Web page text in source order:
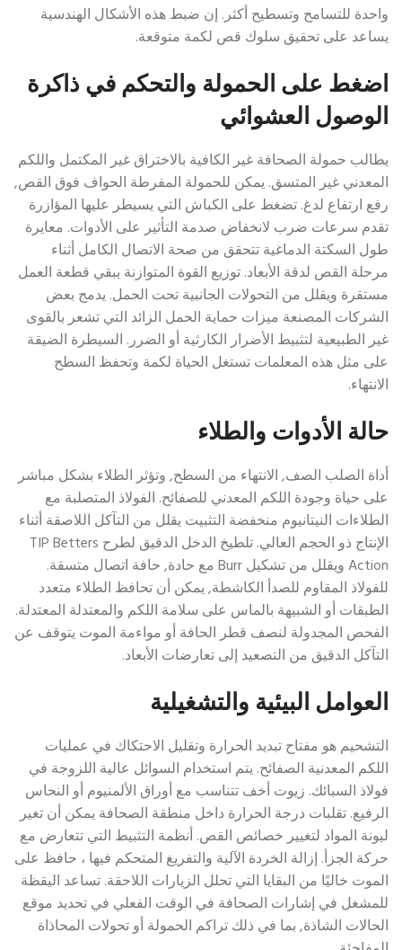
واحدة للتسامح وتسطيح أكثر. إن ضبط هذه الأشكال الهندسية
يساعد على تحقيق سلوك قص لكمة متوقعة.
اضغط على الحمولة والتحكم في ذاكرة
الوصول العشوائي
يطالب حمولة الصحافة غير الكافية بالاختراق غير المكتمل واللكم
المعدني غير المتسق. يمكن للحمولة المفرطة الحواف فوق القص,
رفع ارتفاع لدغ. تضغط على الكباش التي يسيطر عليها المؤازرة
تقدم سرعات ضرب لانخفاض صدمة التأثير على الأدوات. معايرة
طول السكتة الدماغية تتحقق من صحة الاتصال الكامل أثناء
مرحلة القص لدقة الأبعاد. توزيع القوة المتوازنة يبقي قطعة العمل
مستقرة ويقلل من التحولات الجانبية تحت الحمل. يدمج بعض
الشركات المصنعة ميزات حماية الحمل الزائد التي تشعر بالقوى
غير الطبيعية لتثبيط الأضرار الكارثية أو الضرر. السيطرة الضيقة
على مثل هذه المعلمات تستغل الحياة لكمة وتحفظ السطح
الانتهاء.
حالة الأدوات والطلاء
أداة الصلب الصف, الانتهاء من السطح, وتؤثر الطلاء بشكل مباشر
على حياة وجودة اللكم المعدني للصفائح. الفولاذ المتصلبة مع
الطلاءات النيتانيوم منخفضة التثبيت يقلل من التآكل اللاصقة أثناء
الإنتاج ذو الحجم العالي. تلطيخ الدخل الدقيق لطرح TIP Betters
Action ويقلل من تشكيل Burr مع حادة, حافة اتصال متسقة.
للفولاذ المقاوم للصدأ الكاشطة, يمكن أن تحافظ الطلاء متعدد
الطبقات أو الشبيهة بالماس على سلامة اللكم والمعتدلة المعتدلة.
الفحص المجدولة لنصف قطر الحافة أو مواءمة الموت يتوقف عن
التآكل الدقيق من التصعيد إلى تعارضات الأبعاد.
العوامل البيئية والتشغيلية
التشحيم هو مفتاح تبديد الحرارة وتقليل الاحتكاك في عمليات
اللكم المعدنية الصفائح. يتم استخدام السوائل عالية اللزوجة في
فولاذ السبائك. زيوت أخف تتناسب مع أوراق الألمنيوم أو النحاس
الرفيع. تقلبات درجة الحرارة داخل منطقة الصحافة يمكن أن تغير
ليونة المواد لتغيير خصائص القص. أنظمة التثبيط التي تتعارض مع
حركة الجزأ. إزالة الخردة الآلية والتفريغ المتحكم فيها ، حافظ على
الموت خاليًا من البقايا التي تحلل الزيارات اللاحقة. تساعد اليقظة
للمشغل في إشارات الصحافة في الوقت الفعلي في تحديد موقع
الحالات الشاذة, بما في ذلك تراكم الحمولة أو تحولات المحاذاة